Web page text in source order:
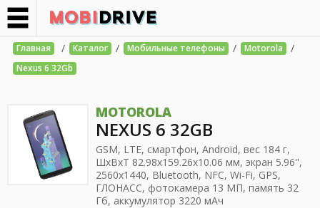
Главная / Каталог / Мобильные телефоны / Motorola /
Nexus 6 32Gb
MOTOROLA
NEXUS 6 32GB
GSM, LTE, смартфон, Android, вес 184 г,
ШхВхТ 82.98x159.26x10.06 мм, экран 5.96",
2560x1440, Bluetooth, NFC, Wi-Fi, GPS,
ГЛОНАСС, фотокамера 13 МП, память 32
Гб, аккумулятор 3220 мАч